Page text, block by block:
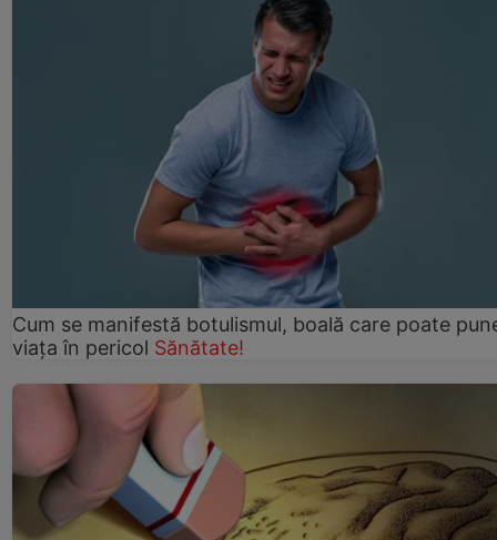
Cum se manifestă botulismul, boală care poate
viaţa în pericol Sănătate!